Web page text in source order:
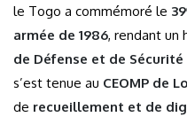
le Togo a commémoré le
armée de 1986, rendant un
de Défense et de Sécurité
s’est tenue au CEOMP de
de recueillement et de